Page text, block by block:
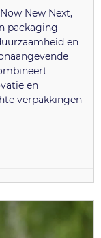
New Next,
packaging
en
en
verpakkingen